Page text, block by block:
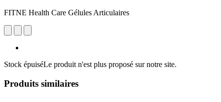
FITNE Health Care Gélules Articulaires
Stock épuiséLe produit n'est plus proposé sur notre site.
Produits similaires